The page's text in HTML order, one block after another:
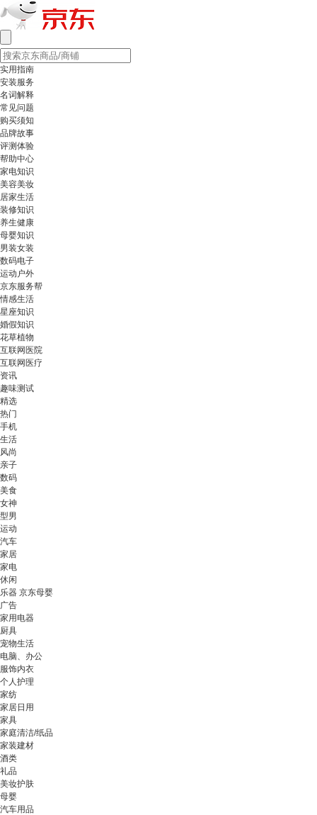
实用指南
安装服务
名词解释
常见问题
购买须知
品牌故事
评测体验
帮助中心
家电知识
美容美妆
居家生活
装修知识
养生健康
母婴知识
男装女装
数码电子
运动户外
京东服务帮
情感生活
星座知识
婚假知识
花草植物
互联网医院
互联网医疗
资讯
趣味测试
精选
热门
手机
生活
风尚
亲子
数码
美食
女神
型男
运动
汽车
家居
家电
休闲
乐器 京东母婴
广告
家用电器
厨具
宠物生活
电脑、办公
服饰内衣
个人护理
家纺
家居日用
家具
家庭清洁/纸品
家装建材
酒类
礼品
美妆护肤
母婴
汽车用品